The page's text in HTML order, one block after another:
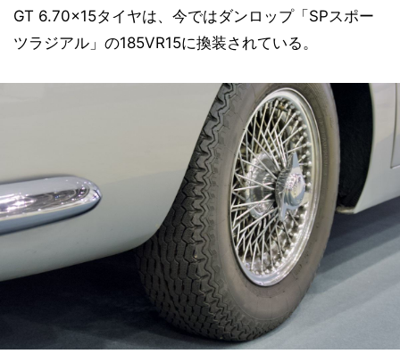
GT 6.70×15タイヤは、今ではダンロップ「SPスポー
ツラジアル」の185VR15に換装されている。